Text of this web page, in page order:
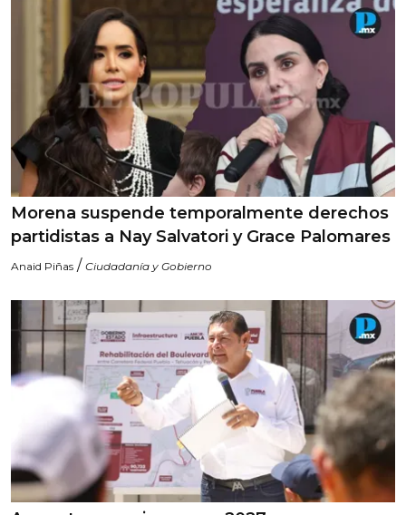
Morena suspende temporalmente derechos
partidistas a Nay Salvatori y Grace Palomares
Anaid Piñas / Ciudadanía y Gobierno